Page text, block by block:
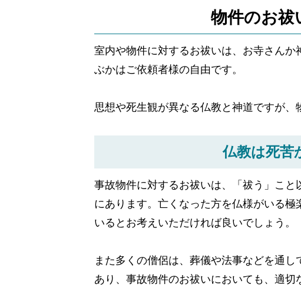
物件のお祓
室内や物件に対するお祓いは、お寺さん
ぶかはご依頼者様の自由です。
思想や死生観が異なる仏教と神道ですが、
仏教は死苦
事故物件に対するお祓いは、「祓う」こと
にあります。亡くなった方を仏様がいる極
いるとお考えいただければ良いでしょう。
また多くの僧侶は、葬儀や法事などを通
あり、事故物件のお祓いにおいても、適切